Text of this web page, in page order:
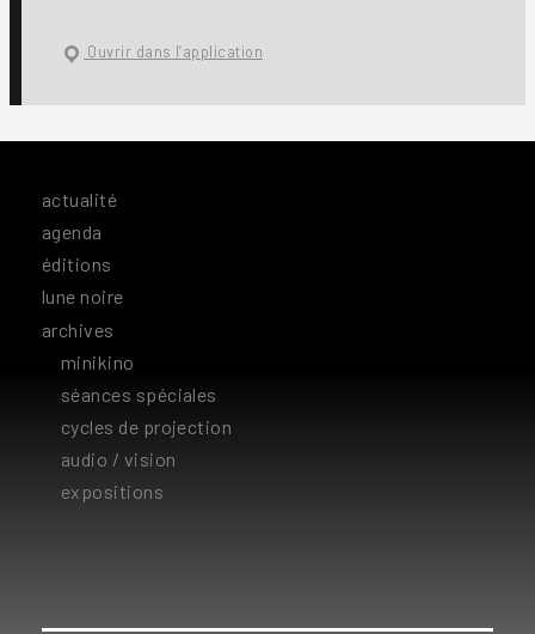
Ouvrir dans l’application
actualité
agenda
éditions
lune noire
archives
minikino
séances spéciales
cycles de projection
audio / vision
expositions